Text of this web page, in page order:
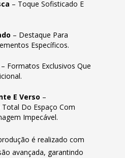
– Toque Sofisticado E
– Destaque Para
Específicos.
– Formatos Exclusivos Que
E Verso –
Do Espaço Com
Impecável.
é realizado com
avançada, garantindo